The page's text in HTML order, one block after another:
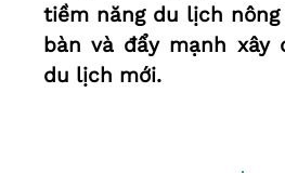
tiềm năng du lịch
bàn và đẩy mạnh xây
du lịch mới.